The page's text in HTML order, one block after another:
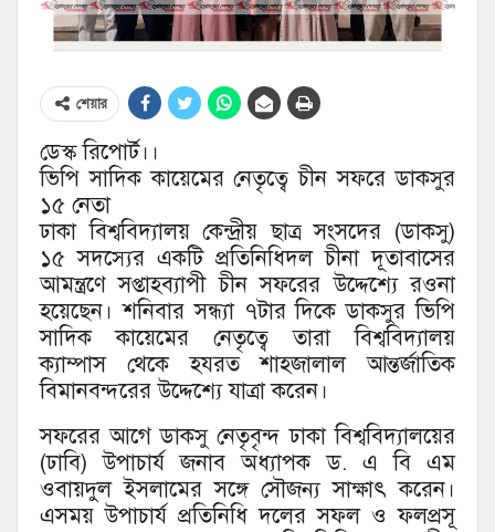
শেয়ার
ডেস্ক রিপোর্ট।।
ভিপি সাদিক কায়েমের নেতৃত্বে চীন সফরে ডাকসুর
১৫ নেতা
ঢাকা বিশ্ববিদ্যালয় কেন্দ্রীয় ছাত্র সংসদের (ডাকসু)
১৫ সদস্যের একটি প্রতিনিধিদল চীনা দূতাবাসের
আমন্ত্রণে সপ্তাহব্যাপী চীন সফরের উদ্দেশ্যে রওনা
হয়েছেন। শনিবার সন্ধ্যা ৭টার দিকে ডাকসুর ভিপি
সাদিক কায়েমের নেতৃত্বে তারা বিশ্ববিদ্যালয়
ক্যাম্পাস থেকে হযরত শাহজালাল আন্তর্জাতিক
বিমানবন্দরের উদ্দেশ্যে যাত্রা করেন।
সফরের আগে ডাকসু নেতৃবৃন্দ ঢাকা বিশ্ববিদ্যালয়ের
(ঢাবি) উপাচার্য জনাব অধ্যাপক ড. এ বি এম
ওবায়দুল ইসলামের সঙ্গে সৌজন্য সাক্ষাৎ করেন।
এসময় উপাচার্য প্রতিনিধি দলের সফল ও ফলপ্রসূ